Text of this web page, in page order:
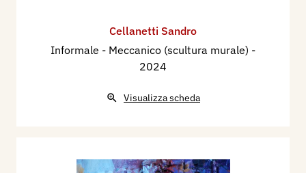
Cellanetti Sandro
Informale - Meccanico (scultura murale) -
2024
Visualizza scheda